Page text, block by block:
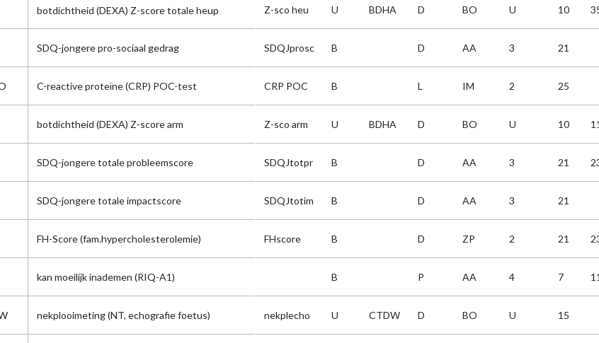
botdichtheid (DEXA) Z-score totale heup Z-sco heu U BDHA D BO U 10
SDQ-jongere pro-sociaal gedrag SDQJprosc B D AA 3 21
C-reactive proteïne (CRP) POC-test CRP POC B L IM 2 25
botdichtheid (DEXA) Z-score arm Z-sco arm U BDHA D BO U 10
SDQ-jongere totale probleemscore SDQJtotpr B D AA 3 21
SDQ-jongere totale impactscore SDQJtotim B D AA 3 21
FH-Score (fam.hypercholesterolemie) FHscore B D ZP 2 21
kan moeilijk inademen (RIQ-A1) B P AA 4 7
nekplooimeting (NT, echografie foetus) nekplecho U CTDW D BO U 15